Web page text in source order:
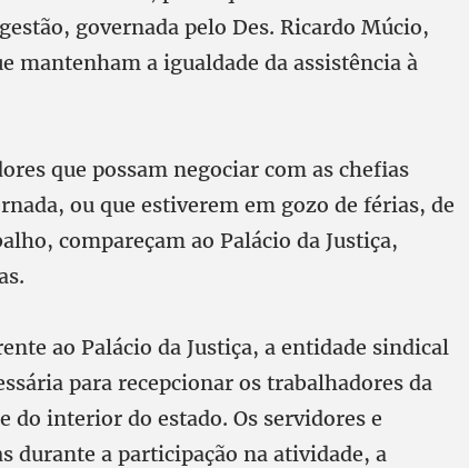
governada pelo Des. Ricardo Múcio,
mantenham a igualdade da assistência à
que possam negociar com as chefias
ou que estiverem em gozo de férias, de
compareçam ao Palácio da Justiça,
ao Palácio da Justiça, a entidade sindical
para recepcionar os trabalhadores da
do interior do estado. Os servidores e
durante a participação na atividade, a